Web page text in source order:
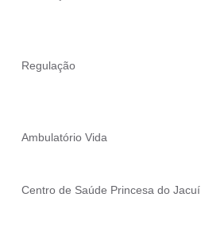
Regulação
Ambulatório Vida
Centro de Saúde Princesa do Jacuí